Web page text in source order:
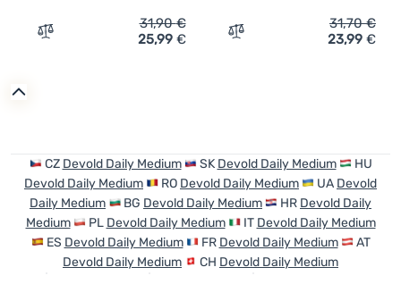
Zum Vergleich 'Socken Devold Daily Medium Sock 3PK'
31,90€
25,99 € Zum Vergleich 'Damen-
31,70€
23,99 €
CZ Devold Daily Medium SK Devold Daily Medium
HU
Devold Daily Medium
RO Devold Daily Medium UA Devold
Daily Medium
BG Devold Daily Medium HR Devold Daily
Medium
PL Devold Daily Medium IT Devold Daily Medium
ES Devold Daily Medium FR Devold Daily Medium
AT
Devold Daily Medium
CH Devold Daily Medium